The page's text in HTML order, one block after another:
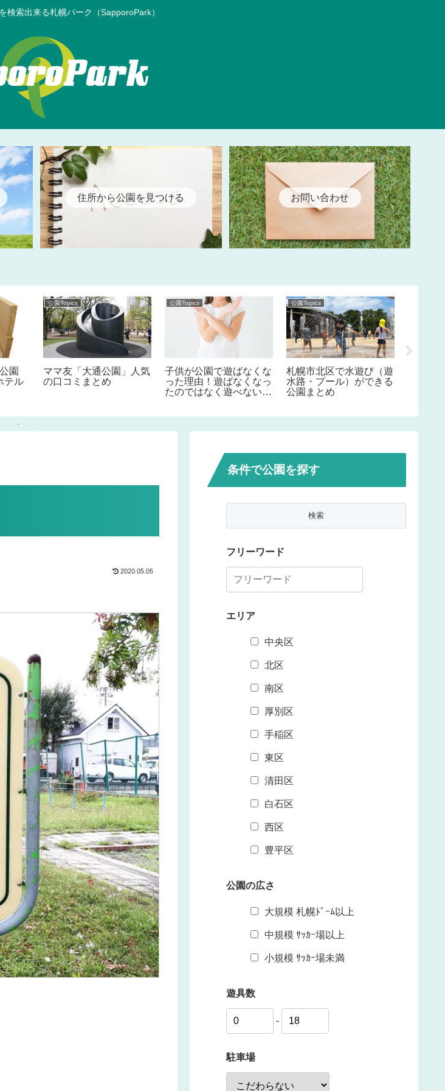
検索出来る札幌パーク（SapporoPark）
住所から公園を見つける お問い合わせ
園
テル
公園Topics
ママ友「大通公園」人気
の口コミまとめ
公園Topics
子供が公園で遊ばなくな
った理由！遊ばなくなっ
たのではなく遊べない！
公園Topics
札幌市北区で水遊び（遊
水路・プール）ができる
公園まとめ
2020.05.05
条件で公園を探す
フリーワード
エリア
中央区
北区
南区
厚別区
手稲区
東区
清田区
白石区
西区
豊平区
公園の広さ
大規模 札幌ﾄﾞｰﾑ以上
中規模 ｻｯｶｰ場以上
小規模 ｻｯｶｰ場未満
遊具数
-
駐車場